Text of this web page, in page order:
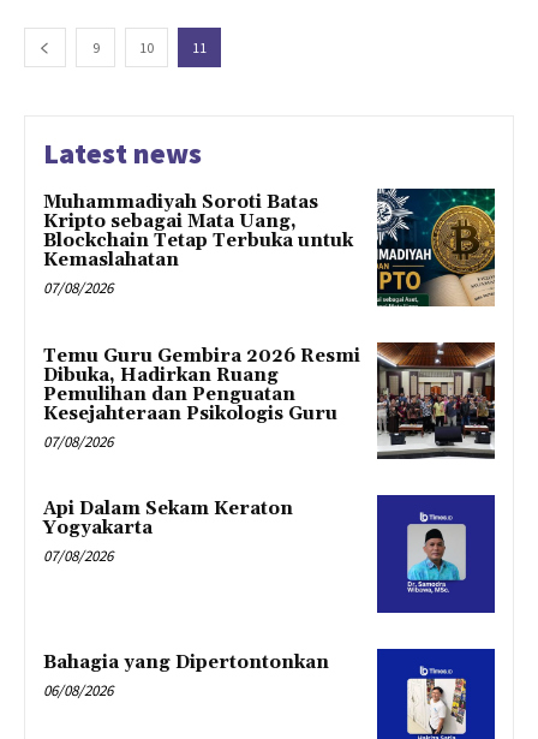
9 10 11
Latest news
Muhammadiyah Soroti Batas
Kripto sebagai Mata Uang,
Blockchain Tetap Terbuka untuk
Kemaslahatan
07/08/2026
Temu Guru Gembira 2026 Resmi
Dibuka, Hadirkan Ruang
Pemulihan dan Penguatan
Kesejahteraan Psikologis Guru
07/08/2026
Api Dalam Sekam Keraton
Yogyakarta
07/08/2026
Bahagia yang Dipertontonkan
06/08/2026